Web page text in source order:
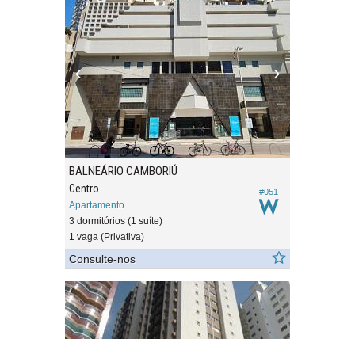
#051
BALNEÁRIO CAMBORIÚ
Centro
Apartamento
3 dormitórios (1 suíte)
1 vaga (Privativa)
Consulte-nos